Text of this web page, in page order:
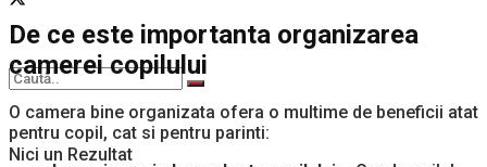
Nici un Rezultat
De ce este importanta organizarea
camerei copilului
O camera bine organizata ofera o multime de beneficii atat
pentru copil, cat si pentru parinti: